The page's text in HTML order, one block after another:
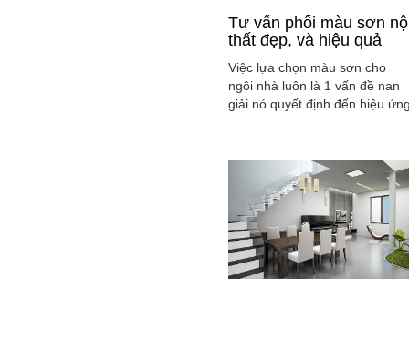
Tư vấn phối màu sơn
thất đẹp, và hiệu quả
Việc lựa chọn màu sơn cho
ngôi nhà luôn là 1 vấn đề nan
giải nó quyết định đến hiệu
của gia đình bạn.